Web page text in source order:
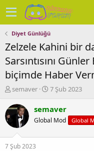
Diyet Günlüğü
Zelzele Kahini bir
Sarsıntısını
biçimde Haber
K
n
y
b
semaver
B
ş
a
7 Şub 2023
semaver
Global Mod Global
7 Şub 2023